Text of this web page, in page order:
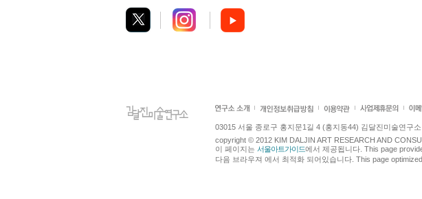
03015 서울 종로구 홍지문1길 4 (홍지동44) 김달진미술연구
copyright © 2012 KIM DALJIN ART RESEARCH AND
이 페이지는 서울아트가이드에서 제공됩니다. This page
다음 브라우져 에서 최적화 되어있습니다. This page